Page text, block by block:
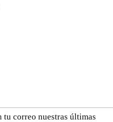
tu correo nuestras últimas